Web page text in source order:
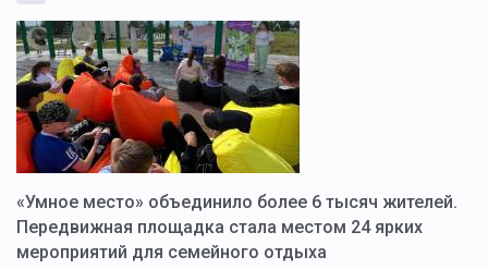
«Умное место» объединило более 6 тысяч жителей.
Передвижная площадка стала местом 24 ярких
мероприятий для семейного отдыха